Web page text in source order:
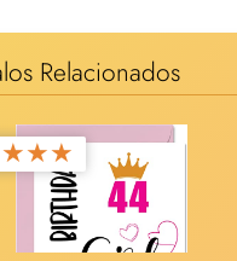
Relacionados
★★★